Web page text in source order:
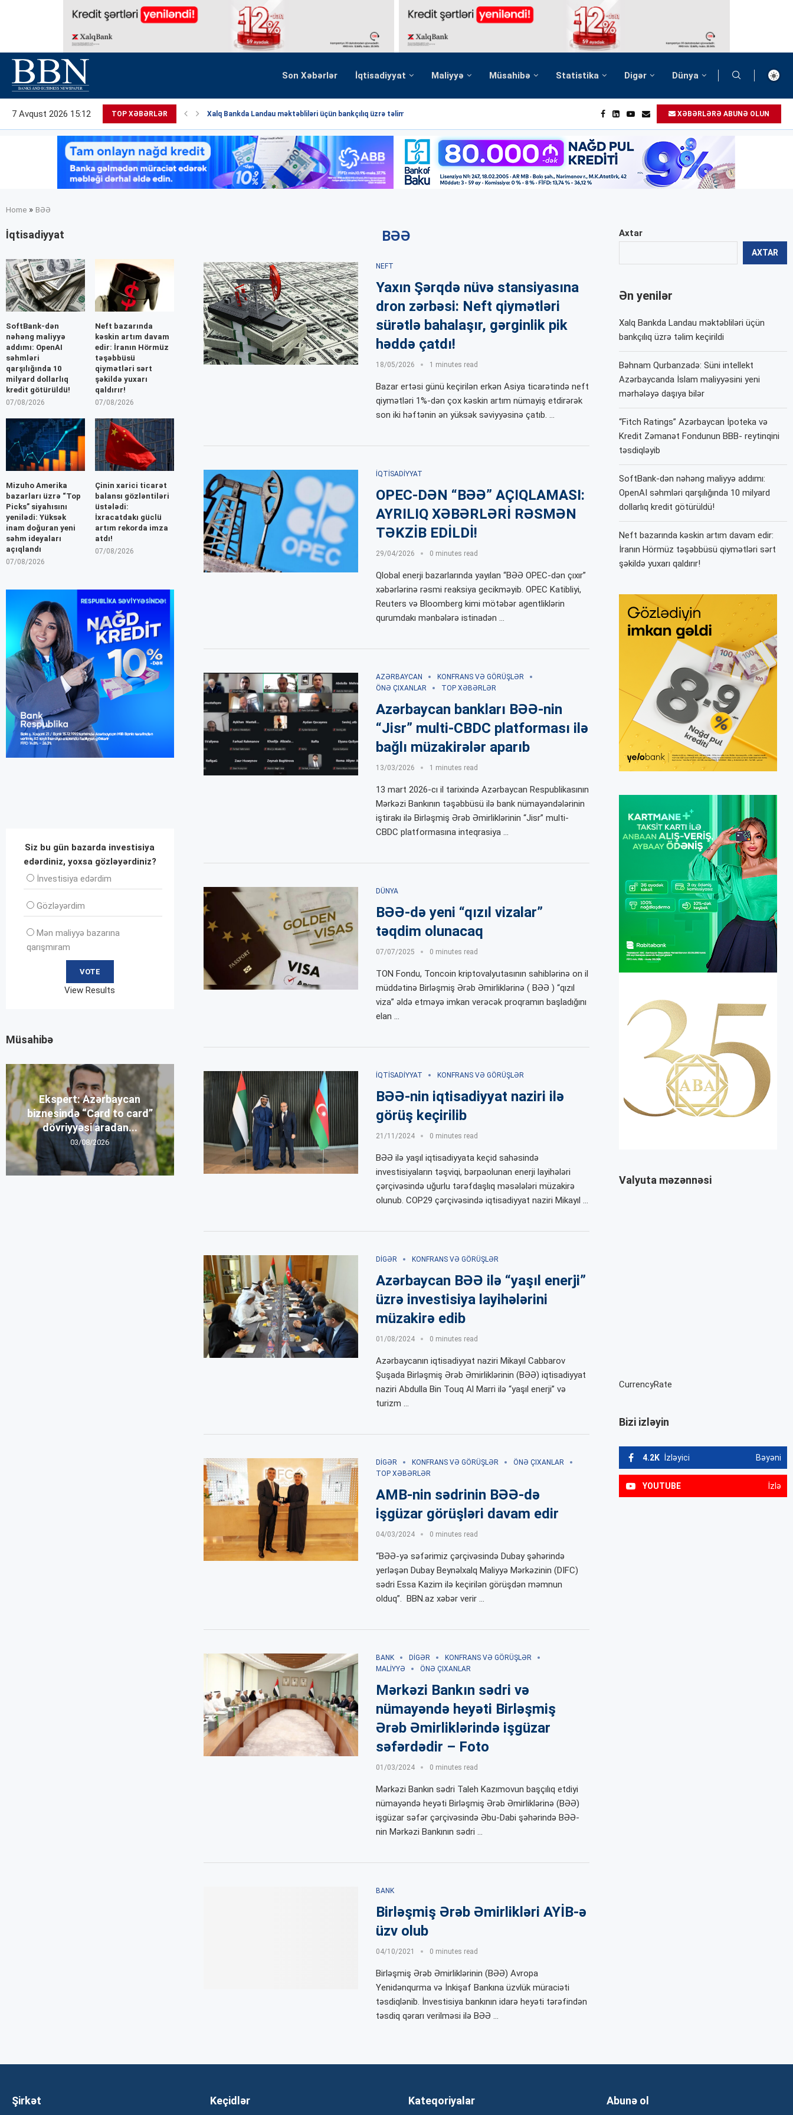
Son Xəbərlər İqtisadiyyat Maliyyə Müsahibə Statistika Digər Dünya
7 Avqust 2026 15:12 TOP XƏBƏRLƏR Xalq Bankda Landau məktəbliləri üçün bankçılıq üzrə təlim... XƏBƏRLƏRƏ ABUNƏ OLUN
Home » BƏƏ
BƏƏ
NEFT
Yaxın Şərqdə nüvə stansiyasına
dron zərbəsi: Neft qiymətləri
sürətlə bahalaşır, gərginlik pik
həddə çatdı!
18/05/2026 1 minutes read
Bazar ertəsi günü keçirilən erkən Asiya ticarətində neft
qiymətləri 1%-dən çox kəskin artım nümayiş etdirərək
son iki həftənin ən yüksək səviyyəsinə çatıb. …
İQTISADIYYAT
OPEC-DƏN “BƏƏ” AÇIQLAMASI:
AYRILIQ XƏBƏRLƏRİ RƏSMƏN
TƏKZİB EDİLDİ!
29/04/2026 0 minutes read
Qlobal enerji bazarlarında yayılan “BƏƏ OPEC-dən çıxır”
xəbərlərinə rəsmi reaksiya gecikməyib. OPEC Katibliyi,
Reuters və Bloomberg kimi mötəbər agentliklərin
qurumdakı mənbələrə istinadən …
AZƏRBAYCAN
KONFRANS VƏ GÖRÜŞLƏR
ÖNƏ ÇIXANLAR
TOP XƏBƏRLƏR
Azərbaycan bankları BƏƏ-nin
“Jisr” multi-CBDC platforması ilə
bağlı müzakirələr aparıb
13/03/2026 1 minutes read
13 mart 2026-cı il tarixində Azərbaycan Respublikasının
Mərkəzi Bankının təşəbbüsü ilə bank nümayəndələrinin
iştirakı ilə Birləşmiş Ərəb Əmirliklərinin “Jisr” multi-
CBDC platformasına inteqrasiya …
DÜNYA
BƏƏ-də yeni “qızıl vizalar”
təqdim olunacaq
07/07/2025 0 minutes read
TON Fondu, Toncoin kriptovalyutasının sahiblərinə on il
müddətinə Birləşmiş Ərəb Əmirliklərinə ( BƏƏ ) “qızıl
viza” əldə etməyə imkan verəcək proqramın başladığını
elan …
İQTISADIYYAT KONFRANS VƏ GÖRÜŞLƏR
BƏƏ-nin iqtisadiyyat naziri ilə
görüş keçirilib
21/11/2024 0 minutes read
BƏƏ ilə yaşıl iqtisadiyyata keçid sahəsində
investisiyaların təşviqi, bərpaolunan enerji layihələri
çərçivəsində uğurlu tərəfdaşlıq məsələləri müzakirə
olunub. COP29 çərçivəsində iqtisadiyyat naziri Mikayıl …
DIGƏR KONFRANS VƏ GÖRÜŞLƏR
Azərbaycan BƏƏ ilə “yaşıl enerji”
üzrə investisiya layihələrini
müzakirə edib
01/08/2024 0 minutes read
Azərbaycanın iqtisadiyyat naziri Mikayıl Cabbarov
Şuşada Birləşmiş Ərəb Əmirliklərinin (BƏƏ) iqtisadiyyat
naziri Abdulla Bin Touq Al Marri ilə “yaşıl enerji” və
turizm …
DIGƏR KONFRANS VƏ GÖRÜŞLƏR
ÖNƏ ÇIXANLAR
TOP XƏBƏRLƏR
AMB-nin sədrinin BƏƏ-də
işgüzar görüşləri davam edir
04/03/2024 0 minutes read
“BƏƏ-yə səfərimiz çərçivəsində Dubay şəhərində
yerləşən Dubay Beynəlxalq Maliyyə Mərkəzinin (DIFC)
sədri Essa Kazim ilə keçirilən görüşdən məmnun
olduq”. BBN.az xəbər verir …
BANK DIGƏR
KONFRANS VƏ GÖRÜŞLƏR
MALIYYƏ
ÖNƏ ÇIXANLAR
Mərkəzi Bankın sədri və
nümayəndə heyəti Birləşmiş
Ərəb Əmirliklərində işgüzar
səfərdədir – Foto
01/03/2024 0 minutes read
Mərkəzi Bankın sədri Taleh Kazımovun başçılıq etdiyi
nümayəndə heyəti Birləşmiş Ərəb Əmirliklərinə (BƏƏ)
işgüzar səfər çərçivəsində Əbu-Dabi şəhərində BƏƏ-
nin Mərkəzi Bankının sədri …
BANK
Birləşmiş Ərəb Əmirlikləri AYİB-ə
üzv olub
04/10/2021 0 minutes read
Birləşmiş Ərəb Əmirliklərinin (BƏƏ) Avropa
Yenidənqurma və İnkişaf Bankına üzvlük müraciəti
təsdiqlənib. İnvestisiya bankının idarə heyəti tərəfindən
təsdiq qərarı verilməsi ilə BƏƏ …
Axtar
AXTAR
Ən yenilər
Xalq Bankda Landau məktəbliləri üçün
bankçılıq üzrə təlim keçirildi
Bəhnam Qurbanzadə: Süni intellekt
Azərbaycanda İslam maliyyəsini yeni
mərhələyə daşıya bilər
“Fitch Ratings” Azərbaycan İpoteka və
Kredit Zəmanət Fondunun BBB- reytinqini
təsdiqləyib
SoftBank-dən nəhəng maliyyə addımı:
OpenAI səhmləri qarşılığında 10 milyard
dollarlıq kredit götürüldü!
Neft bazarında kəskin artım davam edir:
İranın Hörmüz təşəbbüsü qiymətləri sərt
şəkildə yuxarı qaldırır!
Valyuta məzənnəsi
CurrencyRate
Bizi izləyin
4.2K İzləyici Bəyəni
YOUTUBE İzlə
İqtisadiyyat
SoftBank-dən
nəhəng maliyyə
addımı: OpenAI
səhmləri
qarşılığında 10
milyard dollarlıq
kredit götürüldü!
07/08/2026
Neft bazarında
kəskin artım davam
edir: İranın Hörmüz
təşəbbüsü
qiymətləri sərt
şəkildə yuxarı
qaldırır!
07/08/2026
Mizuho Amerika
bazarları üzrə “Top
Picks” siyahısını
yenilədi: Yüksək
inam doğuran yeni
səhm ideyaları
açıqlandı
07/08/2026
Çinin xarici ticarət
balansı gözləntiləri
üstələdi:
İxracatdakı güclü
artım rekorda imza
atdı!
07/08/2026
Siz bu gün bazarda investisiya
edərdiniz, yoxsa gözləyərdiniz?
İnvеstisiya edərdim
Gözləyərdim
Mən maliyyə bazarına
qarışmıram
View Results
Müsahibə
Ekspert: Azərbaycan
biznesində “Card to card”
dövriyyəsi aradan...
03/08/2026
Şirkət Keçidlər Kateqoriyalar Abunə ol